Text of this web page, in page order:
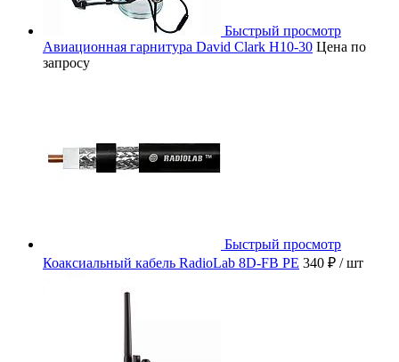
Быстрый просмотр
Авиационная гарнитура David Clark H10-30 Цена по
запросу
Быстрый просмотр
Коаксиальный кабель RadioLab 8D-FB PE 340 ₽ / шт